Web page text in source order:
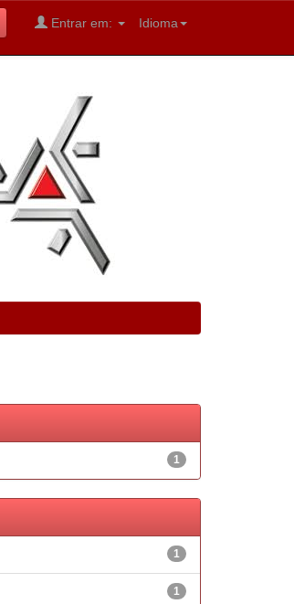
Idioma
Entrar em:
1
1
1